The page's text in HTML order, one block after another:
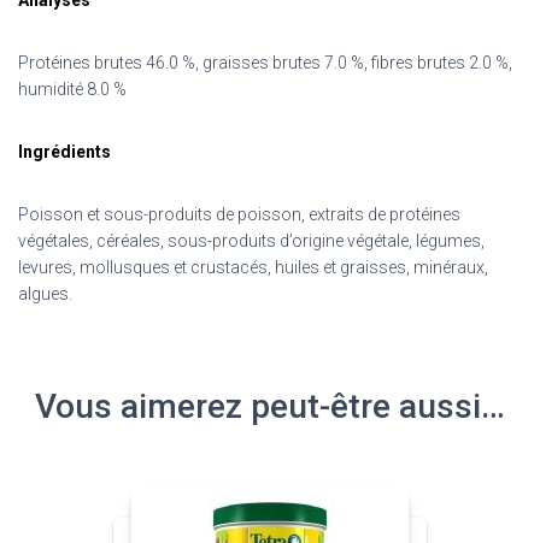
Protéines brutes 46.0 %, graisses brutes 7.0 %, fibres brutes 2.0 %,
humidité 8.0 %
Ingrédients
Poisson et sous-produits de poisson, extraits de protéines
végétales, céréales, sous-produits d’origine végétale, légumes,
levures, mollusques et crustacés, huiles et graisses, minéraux,
algues.
Vous aimerez peut-être aussi…